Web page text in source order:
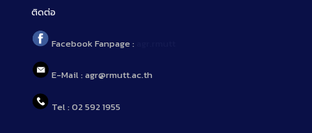
ติดต่อ
Facebook Fanpage :
E-Mail : agr@rmutt.ac.th
Tel : 02 592 1955